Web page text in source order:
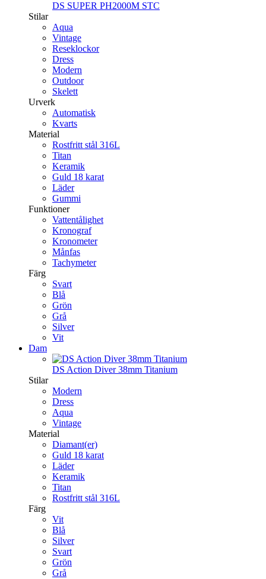
DS SUPER PH2000M STC
Stilar
Aqua
Vintage
Reseklockor
Dress
Modern
Outdoor
Skelett
Urverk
Automatisk
Kvarts
Material
Rostfritt stål 316L
Titan
Keramik
Guld 18 karat
Läder
Gummi
Funktioner
Vattentålighet
Kronograf
Kronometer
Månfas
Tachymeter
Färg
Svart
Blå
Grön
Grå
Silver
Vit
Dam
DS Action Diver 38mm Titanium
Stilar
Modern
Dress
Aqua
Vintage
Material
Diamant(er)
Guld 18 karat
Läder
Keramik
Titan
Rostfritt stål 316L
Färg
Vit
Blå
Silver
Svart
Grön
Grå